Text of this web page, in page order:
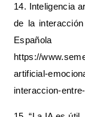
14. Inteligencia
de la
https://
artificial-
interaccion-